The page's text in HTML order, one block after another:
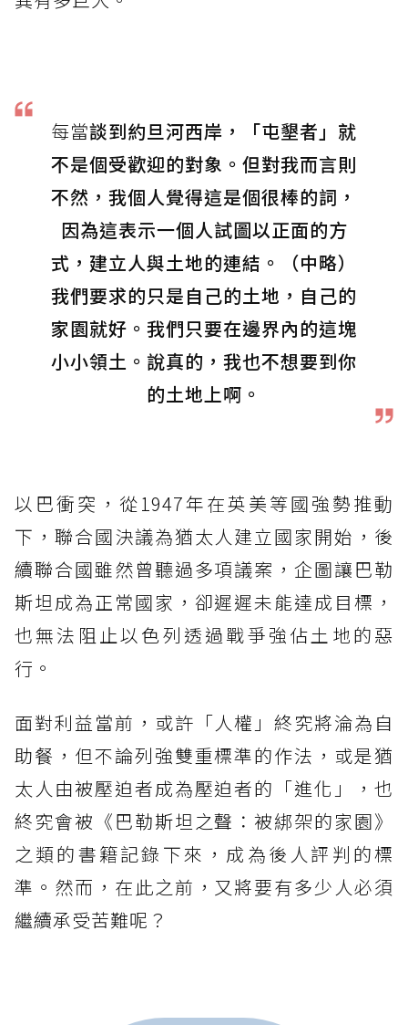
每當談到約旦河西岸，「屯墾者」就
不是個受歡迎的對象。但對我而言則
不然，我個人覺得這是個很棒的詞，
因為這表示一個人試圖以正面的方
式，建立人與土地的連結。（中略）
我們要求的只是自己的土地，自己的
家園就好。我們只要在邊界內的這塊
小小領土。說真的，我也不想要到你
的土地上啊。
以巴衝突，從1947年在英美等國強勢推動
下，聯合國決議為猶太人建立國家開始，後
續聯合國雖然曾聽過多項議案，企圖讓巴勒
斯坦成為正常國家，卻遲遲未能達成目標，
也無法阻止以色列透過戰爭強佔土地的惡
行。
面對利益當前，或許「人權」終究將淪為自
助餐，但不論列強雙重標準的作法，或是猶
太人由被壓迫者成為壓迫者的「進化」，也
終究會被《巴勒斯坦之聲：被綁架的家園》
之類的書籍記錄下來，成為後人評判的標
準。然而，在此之前，又將要有多少人必須
繼續承受苦難呢？